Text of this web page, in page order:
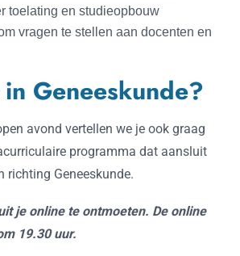
toelating en studieopbouw
vragen te stellen aan docenten en
Geneeskunde?
avond vertellen we je ook graag
programma dat aansluit
richting Geneeskunde.
je online te ontmoeten. De online
19.30 uur.